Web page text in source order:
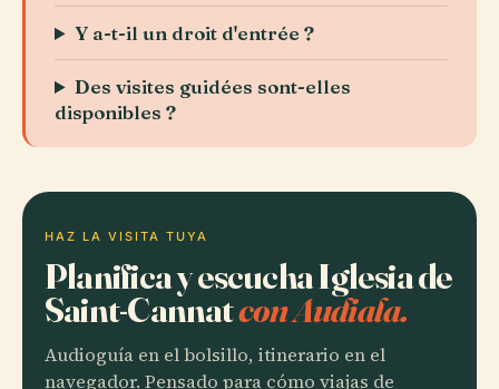
Y a-t-il un droit d'entrée ?
Des visites guidées sont-elles
disponibles ?
HAZ LA VISITA TUYA
Planifica y escucha Iglesia de
Saint-Cannatcon Audiala.
Audioguía en el bolsillo, itinerario en el
navegador. Pensado para cómo viajas de